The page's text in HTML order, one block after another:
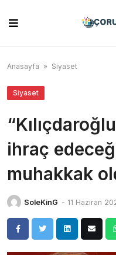
content
Anasayfa » Siyaset
Siyaset
ihraç
muhakkak
SoleKinG - 11 Haziran